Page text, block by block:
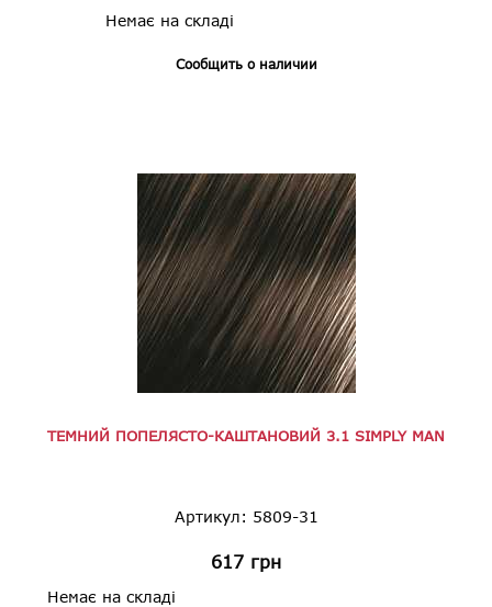
Немає на складі
Сообщить о наличии
ТЕМНИЙ ПОПЕЛЯСТО-КАШТАНОВИЙ 3.1 SIMPLY MAN
Артикул: 5809-31
617 грн
Немає на складі